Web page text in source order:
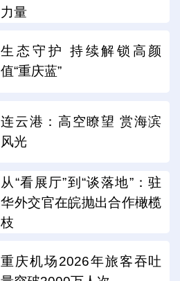
力量
生态守护 持续解锁高颜
值“重庆蓝”
连云港：高空瞭望 赏海滨
风光
从“看展厅”到“谈落地”：驻
华外交官在皖抛出合作橄榄
枝
重庆机场2026年旅客吞吐